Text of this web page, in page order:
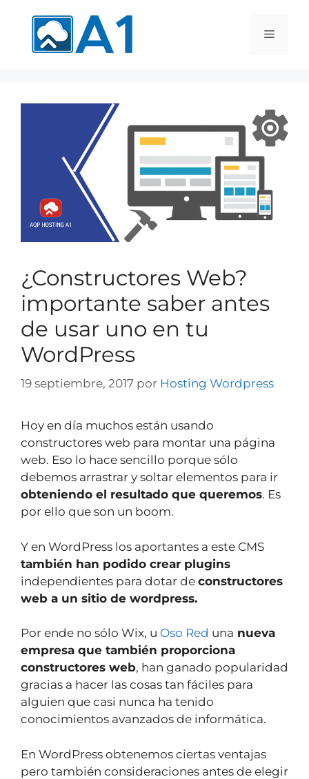
¿Constructores Web?
importante saber antes
de usar uno en tu
WordPress
19 septiembre, 2017 por Hosting Wordpress
Hoy en día muchos están usando
constructores web para montar una página
web. Eso lo hace sencillo porque sólo
debemos arrastrar y soltar elementos para ir
obteniendo el resultado que queremos. Es
por ello que son un boom.
Y en WordPress los aportantes a este CMS
también han podido crear plugins
independientes para dotar de constructores
web a un sitio de wordpress.
Por ende no sólo Wix, u Oso Red una nueva
empresa que también proporciona
constructores web, han ganado popularidad
gracias a hacer las cosas tan fáciles para
alguien que casi nunca ha tenido
conocimientos avanzados de informática.
En WordPress obtenemos ciertas ventajas
pero también consideraciones antes de elegir